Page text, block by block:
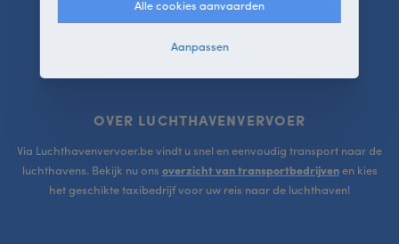
CONTACTEER
OVER LUCHTHAVENVERVOER
Via Luchthavenvervoer.be vindt u snel en eenvoudig transport naar de
luchthavens. Bekijk nu ons overzicht van transportbedrijvenen kies
het geschikte taxibedrijf voor uw reis naar de luchthaven!
Alle cookies aanvaarden
Aanpassen